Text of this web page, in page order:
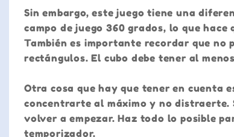
Sin embargo, este juego tiene una
campo de juego 360 grados, lo que
También es importante recordar que no
rectángulos. El cubo debe tener al
Otra cosa que hay que tener en cuenta
concentrarte al máximo y no distraerte.
volver a empezar. Haz todo lo posible
temporizador.